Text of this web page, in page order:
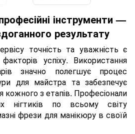
інструменти —
результату
точність та уважність є
успіху. Використання
значно полегшує процес
для майстра та забезпечує
з етапів. Професіонали
нігтиків по всьому світу
фрези для манікюру в своїй